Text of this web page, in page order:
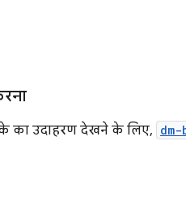
का उदाहरण देखने के लिए, dm-